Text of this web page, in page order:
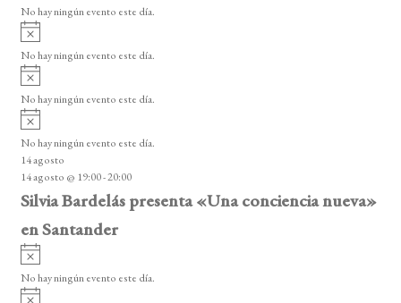
o
s
o
i
o
No hay ningún evento este día.
A
v
i
o
No hay ningún evento este día.
A
v
i
o
No hay ningún evento este día.
A
v
i
s
o
No hay ningún evento este día.
14 agosto
14 agosto @ 19:00-20:00
Silvia Bardelás presenta «Una conciencia nueva»
en Santander
A
v
i
No hay ningún evento este día.
A